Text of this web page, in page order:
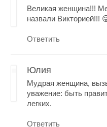
Великая женщина!!!
назвали Викторией!!!
Ответить
Юлия
Мудрая женщина,
уважение: быть
легких.
Ответить